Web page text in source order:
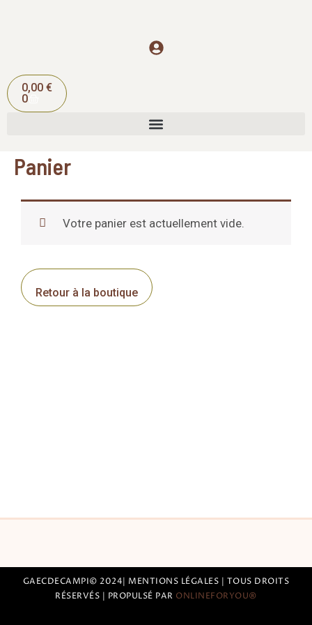
0,00 €
0
Panier
Panier
Votre panier est actuellement vide.
Retour à la boutique
GAECDECAMPI© 2024| MENTIONS LÉGALES | TOUS DROITS
RÉSERVÉS | PROPULSÉ PAR ONLINEFORYOU®